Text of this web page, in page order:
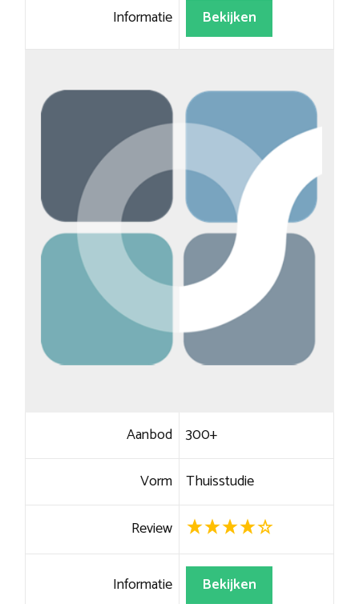
Informatie Bekijken
Aanbod 300+
Vorm Thuisstudie
Review
Informatie Bekijken